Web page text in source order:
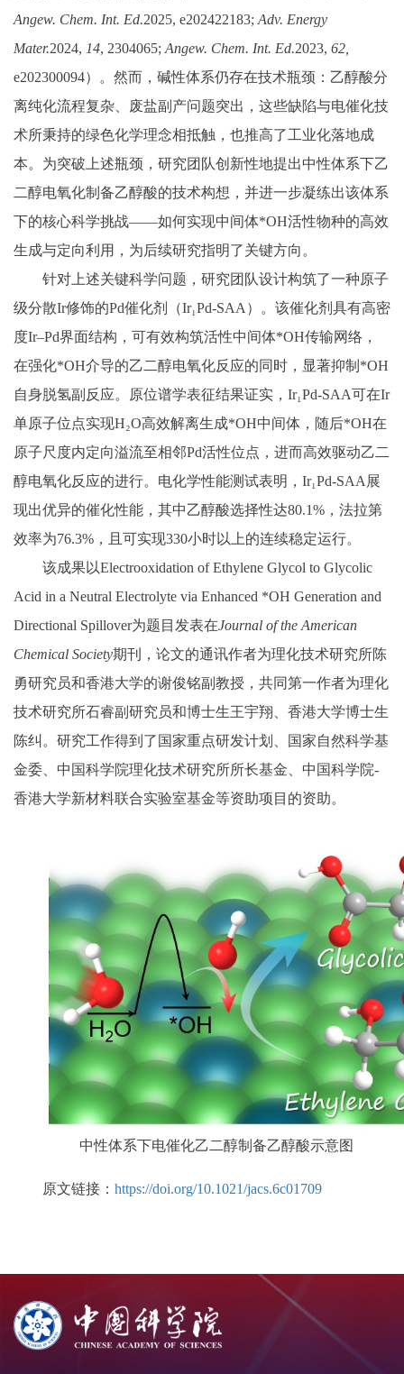
Angew. Chem. Int. Ed.2025, e202422183; Adv. Energy
Mater.2024, 14, 2304065; Angew. Chem. Int. Ed.2023, 62,
e202300094）。然而，碱性体系仍存在技术瓶颈：乙醇酸分
离纯化流程复杂、废盐副产问题突出，这些缺陷与电催化技
术所秉持的绿色化学理念相抵触，也推高了工业化落地成
本。为突破上述瓶颈，研究团队创新性地提出中性体系下乙
二醇电氧化制备乙醇酸的技术构想，并进一步凝练出该体系
下的核心科学挑战——如何实现中间体*OH活性物种的高效
生成与定向利用，为后续研究指明了关键方向。
针对上述关键科学问题，研究团队设计构筑了一种原子
级分散Ir修饰的Pd催化剂（Ir₁Pd‑SAA）。该催化剂具有高密
度Ir–Pd界面结构，可有效构筑活性中间体*OH传输网络，
在强化*OH介导的乙二醇电氧化反应的同时，显著抑制*OH
自身脱氢副反应。原位谱学表征结果证实，Ir₁Pd‑SAA可在Ir
单原子位点实现H₂O高效解离生成*OH中间体，随后*OH在
原子尺度内定向溢流至相邻Pd活性位点，进而高效驱动乙二
醇电氧化反应的进行。电化学性能测试表明，Ir₁Pd‑SAA展
现出优异的催化性能，其中乙醇酸选择性达80.1%，法拉第
效率为76.3%，且可实现330小时以上的连续稳定运行。
该成果以Electrooxidation of Ethylene Glycol to Glycolic
Acid in a Neutral Electrolyte via Enhanced *OH Generation and
Directional Spillover为题目发表在Journal of the American
Chemical Society期刊， 论文的通讯作者为理化技术研究所陈
勇研究员和香港大学的谢俊铭副教授，共同第一作者为理化
技术研究所石睿副研究员和博士生王宇翔、香港大学博士生
陈纠。研究工作得到了国家重点研发计划、国家自然科学基
金委、中国科学院理化技术研究所所长基金、中国科学院-
香港大学新材料联合实验室基金等资助项目的资助。
中性体系下电催化乙二醇制备乙醇酸示意图
原文链接： https://doi.org/10.1021/jacs.6c01709